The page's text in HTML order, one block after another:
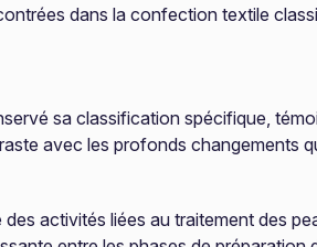
dans la confection textile
sa classification spécifique,
avec les profonds changements
activités liées au traitement des